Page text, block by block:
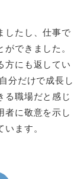
したし、仕事で
できました。
方にも返してい
分だけで成長し
る職場だと感じ
者に敬意を示し
ます。